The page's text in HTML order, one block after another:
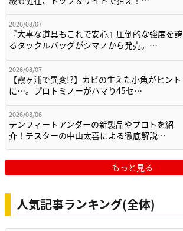
2026/08/07
『大事な道具もこれで安心』圧倒的な強度を誇
るタックルバッグがシマノから発売。…
2026/08/07
【霞ヶ浦で異変!?】カビの生えた小魚がヒント
に…。プロトミノーがハマり45セ…
2026/08/06
テンフィートアンダーの新製品やプロトを紹
介！テスターの中山太喜による徹底解説…
もっと見る
人気記事ランキング(全体)